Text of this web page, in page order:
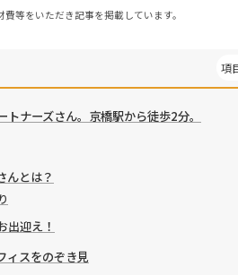
等をいただき記事を掲載しています。
ナーズさん。京橋駅から徒歩2分。
んとは？
出迎え！
ィスをのぞき見